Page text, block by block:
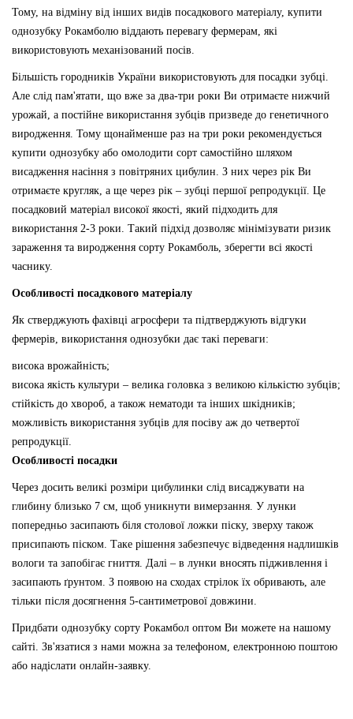
Тому, на відміну від інших видів посадкового матеріалу, купити
однозубку Рокамболю віддають перевагу фермерам, які
використовують механізований посів.
Більшість городників України використовують для посадки зубці.
Але слід пам'ятати, що вже за два-три роки Ви отримаєте нижчий
урожай, а постійне використання зубців призведе до генетичного
виродження. Тому щонайменше раз на три роки рекомендується
купити однозубку або омолодити сорт самостійно шляхом
висадження насіння з повітряних цибулин. З них через рік Ви
отримаєте кругляк, а ще через рік – зубці першої репродукції. Це
посадковий матеріал високої якості, який підходить для
використання 2-3 роки. Такий підхід дозволяє мінімізувати ризик
зараження та виродження сорту Рокамболь, зберегти всі якості
часнику.
Особливості посадкового матеріалу
Як стверджують фахівці агросфери та підтверджують відгуки
фермерів, використання однозубки дає такі переваги:
висока врожайність;
висока якість культури – велика головка з великою кількістю зубців;
стійкість до хвороб, а також нематоди та інших шкідників;
можливість використання зубців для посіву аж до четвертої
репродукції.
Особливості посадки
Через досить великі розміри цибулинки слід висаджувати на
глибину близько 7 см, щоб уникнути вимерзання. У лунки
попередньо засипають біля столової ложки піску, зверху також
присипають піском. Таке рішення забезпечує відведення надлишків
вологи та запобігає гниття. Далі – в лунки вносять підживлення і
засипають ґрунтом. З появою на сходах стрілок їх обривають, але
тільки після досягнення 5-сантиметрової довжини.
Придбати однозубку сорту Рокамбол оптом Ви можете на нашому
сайті. Зв'язатися з нами можна за телефоном, електронною поштою
або надіслати онлайн-заявку.